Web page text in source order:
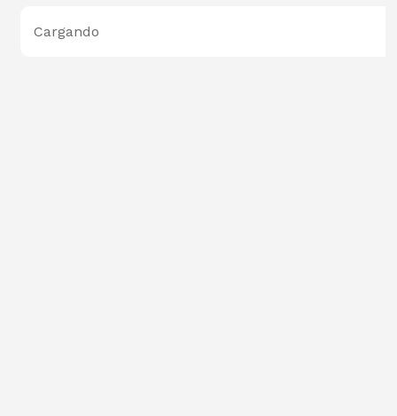
Cargando